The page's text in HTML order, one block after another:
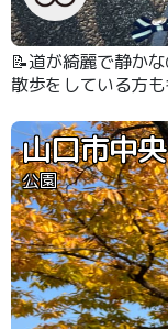
📝道が綺麗で静か
散歩をしている方
山口市中
公園